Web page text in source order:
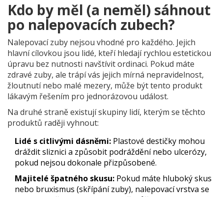
Kdo by měl (a neměl) sáhnout
po nalepovacích zubech?
Nalepovací zuby nejsou vhodné pro každého. Jejich
hlavní cílovkou jsou lidé, kteří hledají rychlou estetickou
úpravu bez nutnosti navštívit ordinaci. Pokud máte
zdravé zuby, ale trápí vás jejich mírná nepravidelnost,
žloutnutí nebo malé mezery, může být tento produkt
lákavým řešením pro jednorázovou událost.
Na druhé straně existují skupiny lidí, kterým se těchto
produktů raději vyhnout:
Lidé s citlivými dásněmi: Plastové destičky mohou
dráždit sliznici a způsobit podráždění nebo ulcerózy,
pokud nejsou dokonale přizpůsobené.
Majitelé špatného skusu: Pokud máte hluboký skus
nebo bruxismus (skřípání zuby), nalepovací vrstva se